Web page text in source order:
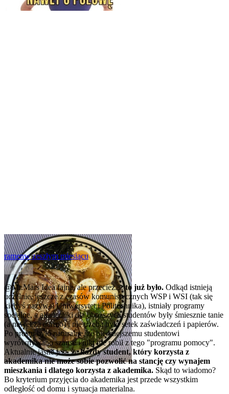
ramenw zeszłym miesiącu
0
@Mr.MarsIdea fajna, ale przecież....to już było. Odkąd istnieją
uczelnie, jeszcze z czasów komunistycznych WSP i WSI (tak się
kiedyś nazywał Uniwersytet i Politechnika), istniały programy
socjalne, a akademiki dla uboższych studentów były śmiesznie tanie
(a nawet za darmo) i nie trzeba było setek zaświadczeń i papierów.
Po prostu było naturalne, że biedniejszemu studentowi
wyrównywano szanse i nikt nie robił z tego "programu pomocy".
Aktualnie jasne jest, żekażdy student, który korzysta z
akademika nie może sobie pozwolić na stancję czy wynajem
mieszkania i dlatego korzysta z akademika. Skąd to wiadomo?
Bo kryterium przyjęcia do akademika jest przede wszystkim
odległość od domu i sytuacja materialna.